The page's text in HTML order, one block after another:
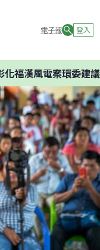
電子報 登入
委建議不應開發